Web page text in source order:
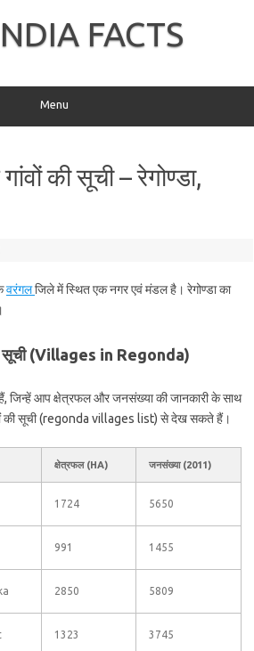
FACTS
Menu
की सूची – रेगोण्डा,
वरंगलजिले में स्थित एक नगर एवं मंडल है। रेगोण्डा का
सूची (Villages in Regonda)
जिन्हें आप क्षेत्रफल और जनसंख्या की जानकारी के साथ
की सूची (regonda villages list) से देख सकते हैं।
क्षेत्रफल (HA) जनसंख्या (2011)
1724 5650
991 1455
2850 5809
1323 3745